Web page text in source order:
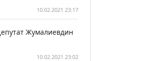
10.02.2021 23:17
Жумалиевдин
10.02.2021 23:02